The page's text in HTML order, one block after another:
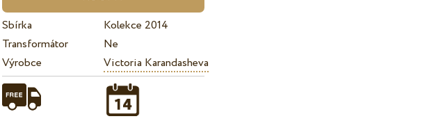
Sbírka
Kolekce 2014
Transformátor
Ne
Výrobce
Victoria Karandasheva